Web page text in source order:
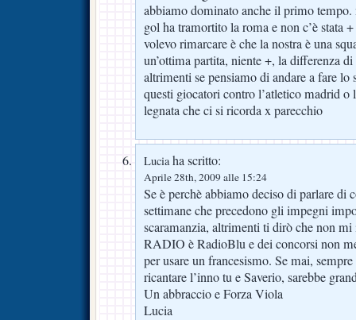
abbiamo dominato anche il primo tempo.
gol ha tramortito la roma e non c’è stata
volevo rimarcare è che la nostra è una
un’ottima partita, niente +, la differenza
altrimenti se pensiamo di andare a fare lo
questi giocatori contro l’atletico madrid o
legnata che ci si ricorda x parecchio
Luciaha scritto:
Aprile 28th, 2009 alle 15:24
Se è perchè abbiamo deciso di parlare di
settimane che precedono gli impegni
scaramanzia, altrimenti ti dirò che non
RADIO è RadioBlu e dei concorsi non
per usare un francesismo. Se mai,
ricantare l’inno tu e Saverio, sarebbe
Un abbraccio e Forza Viola
Lucia